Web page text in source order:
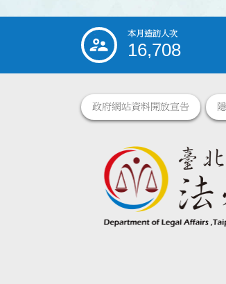
::: 本月造訪人次
16,708
政府網站資料開放宣告